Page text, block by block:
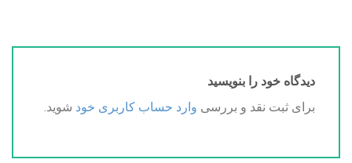
دیدگاه خود را بنویسید
برای ثبت نقد و بررسی وارد حساب کاربری خود شوید.